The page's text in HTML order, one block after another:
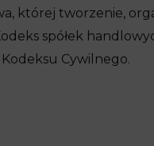
której tworzenie,
spółek
Cywilnego.